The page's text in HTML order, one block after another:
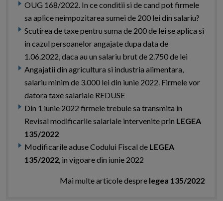
OUG 168/2022. In ce conditii si de cand pot firmele
sa aplice neimpozitarea sumei de 200 lei din salariu?
Scutirea de taxe pentru suma de 200 de lei se aplica si
in cazul persoanelor angajate dupa data de
1.06.2022, daca au un salariu brut de 2.750 de lei
Angajatii din agricultura si industria alimentara,
salariu minim de 3.000 lei din iunie 2022. Firmele vor
datora taxe salariale REDUSE
Din 1 iunie 2022 firmele trebuie sa transmita in
Revisal modificarile salariale intervenite prin LEGEA
135/2022
Modificarile aduse Codului Fiscal de LEGEA
135/2022, in vigoare din iunie 2022
Mai multe articole despre legea 135/2022